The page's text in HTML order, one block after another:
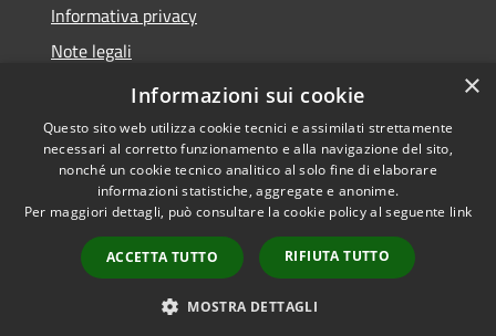
Informativa privacy
Note legali
Dichiarazione di accessibilità
Accessibilità
Copyright © 2021 •
Comune di Concesio •
Powered byMunicipium
Accesso redazione
×
Informazioni sui cookie
Questo sito web utilizza cookie tecnici e assimilati strettamente
necessari al corretto funzionamento e alla navigazione del sito,
nonché un cookie tecnico analitico al solo fine di elaborare
informazioni statistiche, aggregate e anonime.
Per maggiori dettagli, può consultare la cookie policy al seguente link
ACCETTA TUTTO RIFIUTA TUTTO
MOSTRA DETTAGLI